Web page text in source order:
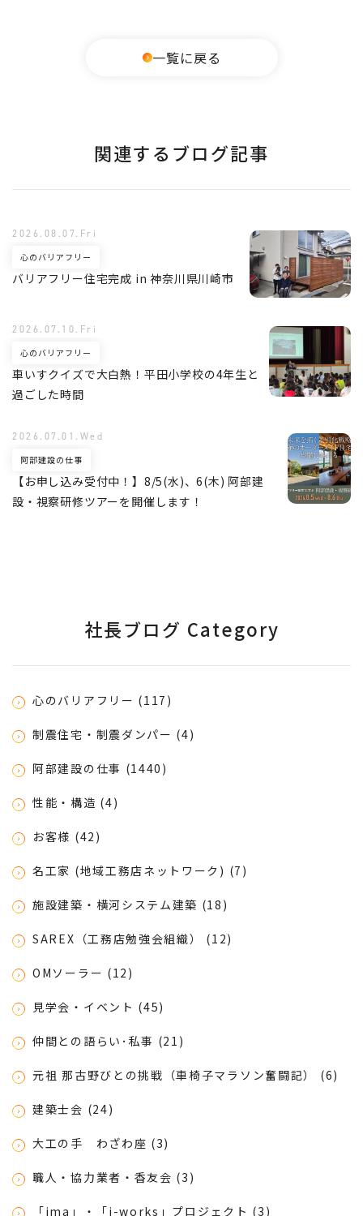
一覧に戻る
関連するブログ記事
バリアフリー住宅完成 in 神奈川県川崎市
心のバリアフリー
2026.08.07.Fri
車いすクイズで大白熱！平田小学校の4年生と
過ごした時間
心のバリアフリー
2026.07.10.Fri
【お申し込み受付中！】8/5(水)、6(木) 阿部建
設・視察研修ツアーを開催します！
阿部建設の仕事
2026.07.01.Wed
社長ブログ Category
心のバリアフリー (117)
制震住宅・制震ダンパー (4)
阿部建設の仕事 (1440)
性能・構造 (4)
お客様 (42)
名工家 (地域工務店ネットワーク) (7)
施設建築・横河システム建築 (18)
SAREX（工務店勉強会組織） (12)
OMソーラー (12)
見学会・イベント (45)
仲間との語らい･私事 (21)
元祖 那古野びとの挑戦（車椅子マラソン奮闘記） (6)
建築士会 (24)
大工の手 わざわ座 (3)
職人・協力業者・香友会 (3)
「ima」・「i-works」プロジェクト (3)